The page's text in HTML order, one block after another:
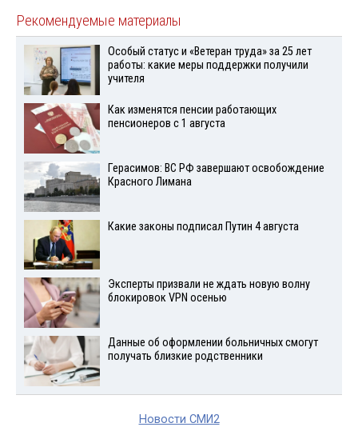
Рекомендуемые материалы
Особый статус и «Ветеран труда» за 25 лет
работы: какие меры поддержки получили
учителя
Как изменятся пенсии работающих
пенсионеров с 1 августа
Герасимов: ВС РФ завершают освобождение
Красного Лимана
Какие законы подписал Путин 4 августа
Эксперты призвали не ждать новую волну
блокировок VPN осенью
Данные об оформлении больничных смогут
получать близкие родственники
Новости СМИ2